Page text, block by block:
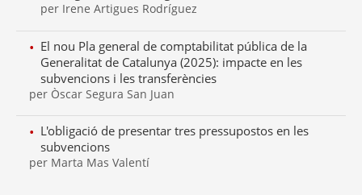
per Irene Artigues Rodríguez
El nou Pla general de comptabilitat pública de la
Generalitat de Catalunya (2025): impacte en les
subvencions i les transferències
per Òscar Segura San Juan
L'obligació de presentar tres pressupostos en les
subvencions
per Marta Mas Valentí